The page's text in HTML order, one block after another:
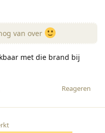
van over
met die brand bij
Reageren